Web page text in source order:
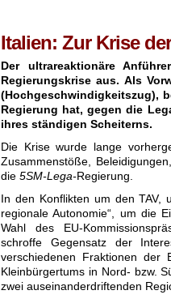
Italien: Zur Krise
Der ultrareaktionäre
Regierungskrise aus. Als
(Hochgeschwindigkeitszug),
Regierung hat, gegen die
ihres ständigen Scheiterns.
Die Krise wurde lange
Zusammenstöße,
die 5SM-Lega-Regierung.
In den Konflikten um den TAV,
regionale Autonomie“, um die
Wahl des EU-
schroffe Gegensatz der
verschiedenen Fraktionen der
Kleinbürgertums in Nord- bzw.
zwei auseinanderdriftenden